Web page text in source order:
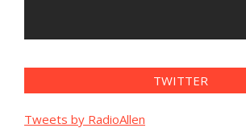
TWITTER
Tweets by RadioAllen